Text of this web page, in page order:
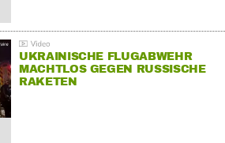
UKRAINISCHE FLUGABWEHR
MACHTLOS GEGEN RUSSISCHE
RAKETEN